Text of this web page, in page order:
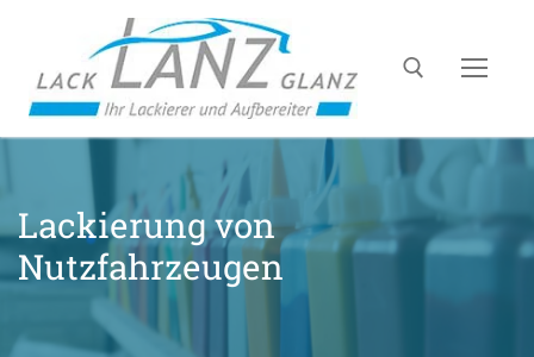
Lackierung von
Nutzfahrzeugen